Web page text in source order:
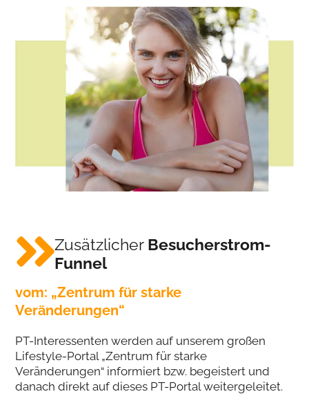
Zusätzlicher Besucherstrom-
Funnel
vom: „Zentrum für starke
Veränderungen“
PT-Interessenten werden auf unserem großen
Lifestyle-Portal „Zentrum für starke
Veränderungen“ informiert bzw. begeistert und
danach direkt auf dieses PT-Portal weitergeleitet.